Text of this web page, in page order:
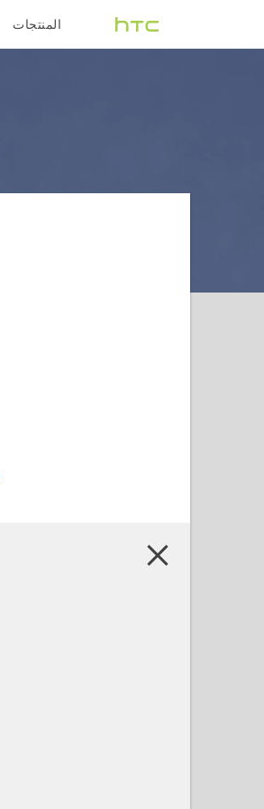
المنتجات
VIVE